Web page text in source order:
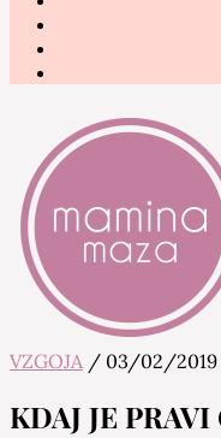
Mamina Maza
Blog & Portal
VZGOJA / 03/02/2019
KDAJ JE